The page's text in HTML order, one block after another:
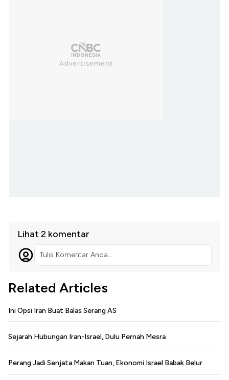
Lihat 2 komentar
Tulis Komentar Anda...
Related Articles
Ini Opsi Iran Buat Balas Serang AS
Sejarah Hubungan Iran-Israel, Dulu Pernah Mesra
Perang Jadi Senjata Makan Tuan, Ekonomi Israel Babak Belur